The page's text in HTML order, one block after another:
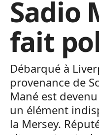
Sadio
fait
Débarqué à
provenance de
Mané est
un élément
la Mersey.